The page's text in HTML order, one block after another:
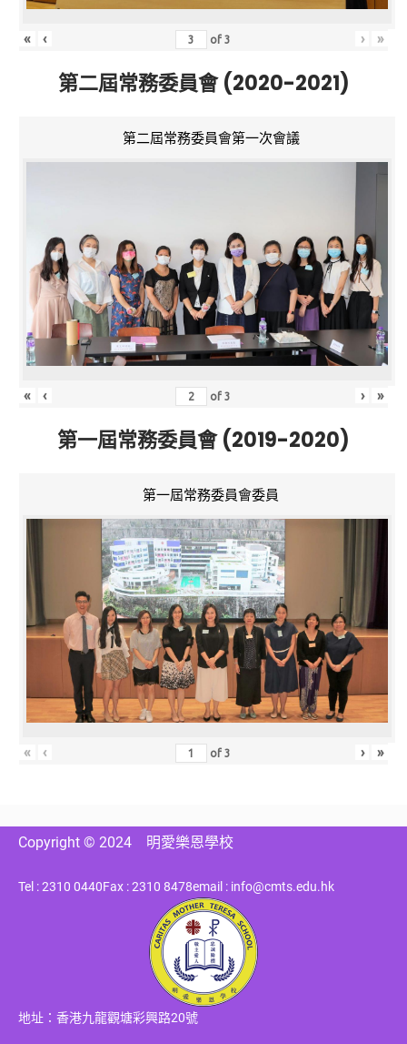
« ‹ of3 › »
第二屆常務委員會 (2020-2021)
第二屆常務委員會第一次會議
« ‹ of3 › »
第一屆常務委員會 (2019-2020)
第一屆常務委員會委員
« ‹ of3 › »
Copyright © 2024 明愛樂恩學校
Tel : 2310 0440Fax : 2310 8478email : info@cmts.edu.hk
地址：香港九龍觀塘彩興路20號